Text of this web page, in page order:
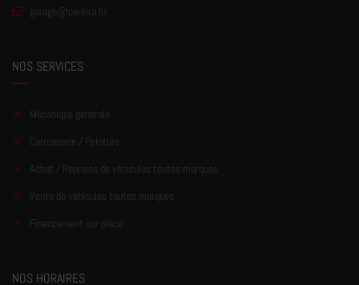
garage@pereira.lu
NOS SERVICES
Mécanique générale
Carrosserie / Peinture
Achat / Reprises de véhicules toutes marques
Vente de véhicules toutes marques
Financement sur place
NOS HORAIRES